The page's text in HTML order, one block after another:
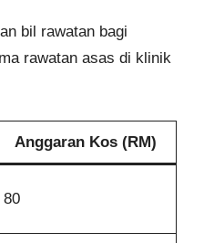
bil rawatan bagi
rawatan asas di klinik
Anggaran Kos (RM)
80